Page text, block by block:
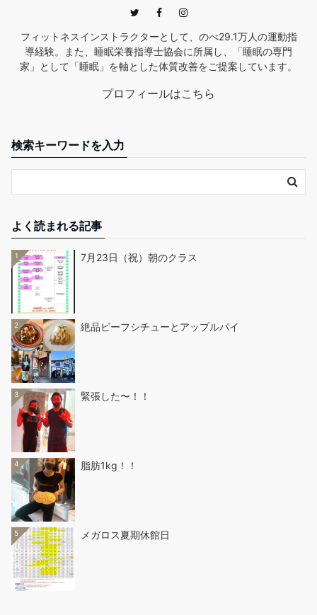
フィットネスインストラクターとして、のべ29.1万人の運動指
導経験。また、睡眠栄養指導士協会に所属し、「睡眠の専門
家」として「睡眠」を軸とした体質改善をご提案しています。
プロフィールはこちら
検索キーワードを入力
よく読まれる記事
1 7月23日（祝）朝のクラス
2 絶品ビーフシチューとアップルパイ
3 緊張した〜！！
4 脂肪1kg！！
5 メガロス夏期休館日